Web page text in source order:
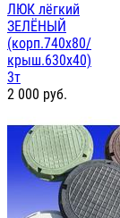
ЛЮК лёгкий
ЗЕЛЁНЫЙ
(корп.740х80/
крыш.630х40)
3т
2 000 руб.